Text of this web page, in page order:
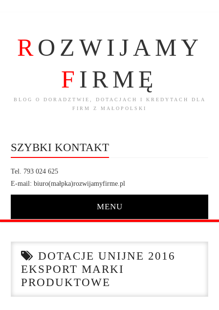
ROZWIJAMY
F IRMĘ
BLOG O DORADZTWIE, DOTACJACH I KREDYTACH DLA
FIRM Z MAŁOPOLSKI
SZYBKI KONTAKT
Tel. 793 024 625
E-mail: biuro(małpka)rozwijamyfirme.pl
MENU
O NAS
OFERTA DLA FIRM
DOTACJE UNIJNE 2016
EKSPORT MARKI
PRODUKTOWE